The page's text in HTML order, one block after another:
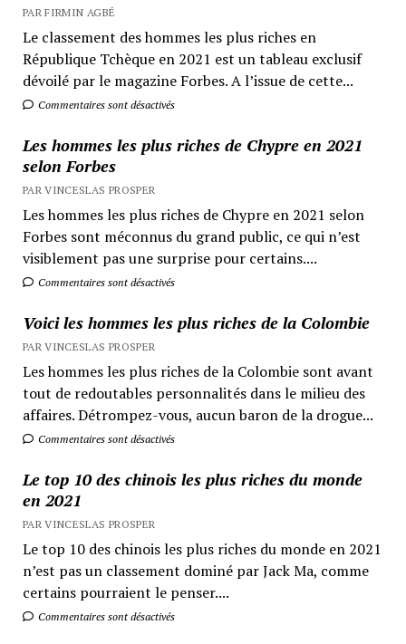
PAR FIRMIN AGBÉ
Le classement des hommes les plus riches en
République Tchèque en 2021 est un tableau exclusif
dévoilé par le magazine Forbes. A l’issue de cette...
Commentaires sont désactivés
Les hommes les plus riches de Chypre en 2021
selon Forbes
PAR VINCESLAS PROSPER
Les hommes les plus riches de Chypre en 2021 selon
Forbes sont méconnus du grand public, ce qui n’est
visiblement pas une surprise pour certains....
Commentaires sont désactivés
Voici les hommes les plus riches de la Colombie
PAR VINCESLAS PROSPER
Les hommes les plus riches de la Colombie sont avant
tout de redoutables personnalités dans le milieu des
affaires. Détrompez-vous, aucun baron de la drogue...
Commentaires sont désactivés
Le top 10 des chinois les plus riches du monde
en 2021
PAR VINCESLAS PROSPER
Le top 10 des chinois les plus riches du monde en 2021
n’est pas un classement dominé par Jack Ma, comme
certains pourraient le penser....
Commentaires sont désactivés